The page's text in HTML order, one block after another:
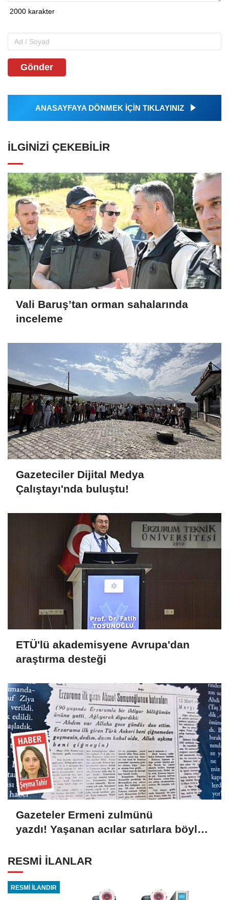
Gönder
ANASAYFAYA DÖNMEK İÇİN TIKLAYINIZ
İLGINIZI ÇEKEBILIR
Vali Baruş’tan orman sahalarında
inceleme
Gazeteciler Dijital Medya
Çalıştayı'nda buluştu!
ETÜ'lü akademisyene Avrupa'dan
araştırma desteği
Gazeteler Ermeni zulmünü
yazdı! Yaşanan acılar satırlara böyle
RESMİ İLANLAR
RESMİ İLANDIR